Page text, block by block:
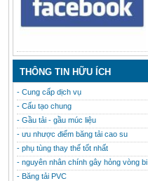
THÔNG TIN HỮU ÍCH
- Cung cấp dịch vụ
- Cấu tạo chung
- Gầu tải - gầu múc liệu
- ưu nhược điểm băng tải cao su
- phụ tùng thay thế tốt nhất
- nguyên nhân chính gây hỏng vòng bi
- Băng tải PVC